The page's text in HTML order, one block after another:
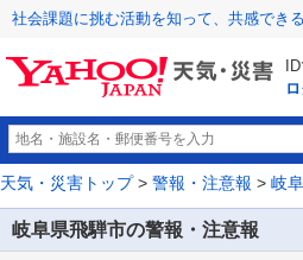
社会課題に挑む活動を知って、共感でき
天気・災害トップ> 警報・注意報 > 岐
岐阜県飛騨市の警報・注意報